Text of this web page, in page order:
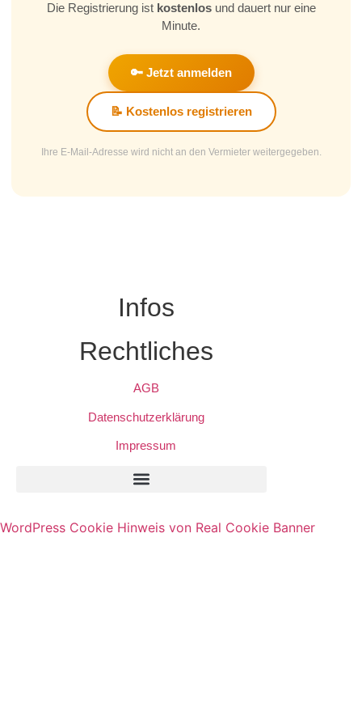
Die Registrierung ist kostenlosund dauert nur eine
Minute.
🔑 Jetzt anmelden
📝 Kostenlos registrieren
Ihre E-Mail-Adresse wird nicht an den Vermieter weitergegeben.
Infos
Rechtliches
AGB
Datenschutzerklärung
Impressum
WordPress Cookie Hinweis von Real Cookie Banner